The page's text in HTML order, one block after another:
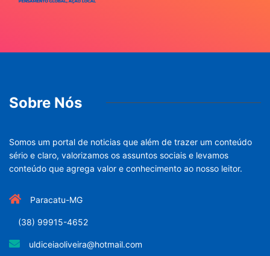
Sobre Nós
Somos um portal de noticias que além de trazer um conteúdo
sério e claro, valorizamos os assuntos sociais e levamos
conteúdo que agrega valor e conhecimento ao nosso leitor.
Paracatu-MG
(38) 99915-4652
uldiceiaoliveira@hotmail.com